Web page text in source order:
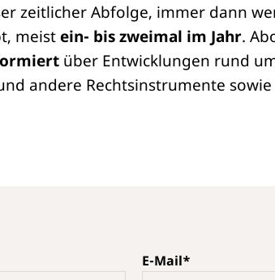
zeitlicher Abfolge, immer dann
meistein- bis zweimal im Jahr.
über Entwicklungen rund
andere Rechtsinstrumente
E-Mail*